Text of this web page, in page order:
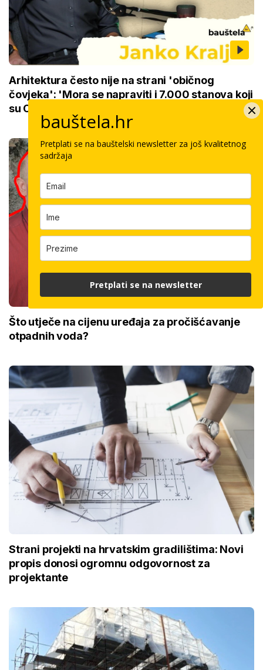
Arhitektura često nije na strani 'običnog
čovjeka': 'Mora se napraviti i 7.000 stanova koji
su OK'
Što utječe na cijenu uređaja za pročišćavanje
otpadnih voda?
Strani projekti na hrvatskim gradilištima: Novi
propis donosi ogromnu odgovornost za
projektante
bauštela.hr
Pretplati se na bauštelski newsletter za još kvalitetnog
sadržaja
Pretplati se na newsletter